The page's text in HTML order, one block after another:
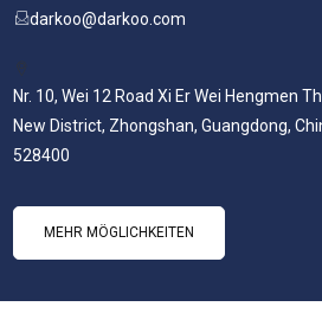
darkoo@darkoo.com
Nr. 10, Wei 12 Road Xi Er Wei Hengmen
New District, Zhongshan, Guangdong,
528400
MEHR MÖGLICHKEITEN